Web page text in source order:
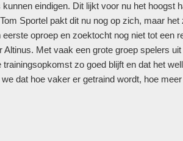
kunnen eindigen. Dit lijkt voor nu het hoogst
Sportel pakt dit nu nog op zich, maar
oproep en zoektocht nog niet tot een
Met vaak een grote groep spelers
zo goed blijft en dat het
dat hoe vaker er getraind wordt, hoe